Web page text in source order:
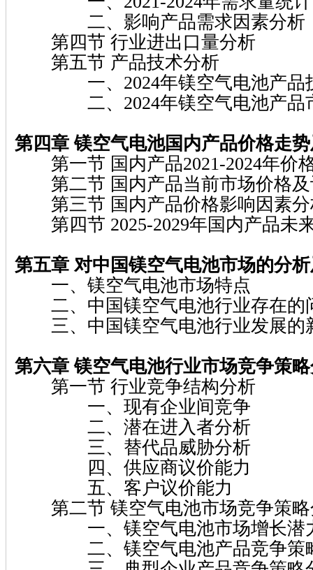
二、影响产品需求因素分析
第四节 行业进出口量分析
第五节 产品技术分析
一、2024年镁空气电池产品
二、2024年镁空气电池产品
第四章 镁空气电池国内产品价格走
第一节 国内产品2021-2024年价
第二节 国内产品当前市场价格及
第三节 国内产品价格影响因素分
第四节 2025-2029年国内产品未
第五章 对中国镁空气电池市场的分
一、镁空气电池市场特点
二、中国镁空气电池行业存在的
三、中国镁空气电池行业发展的
第六章 镁空气电池行业市场竞争策
第一节 行业竞争结构分析
一、现有企业间竞争
二、潜在进入者分析
三、替代品威胁分析
四、供应商议价能力
五、客户议价能力
第二节 镁空气电池市场竞争策略
一、镁空气电池市场增长潜
二、镁空气电池产品竞争策